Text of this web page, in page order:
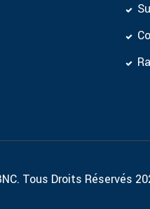
Tous Droits Réservés